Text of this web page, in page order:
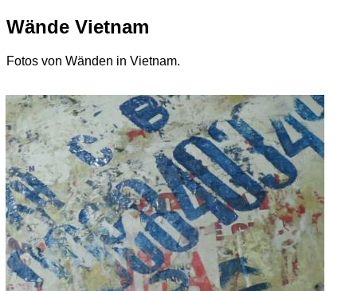
Wände Vietnam
Fotos von Wänden in Vietnam.